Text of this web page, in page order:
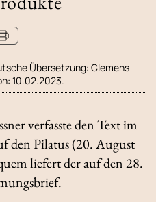
Übersetzung: Clemens
10.02.2023.
verfasste den Text im
den Pilatus (20. August
liefert der auf den 28.